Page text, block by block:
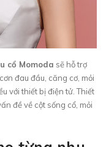
cổ Momoda sẽ hỗ trợ
đau đầu, căng cơ, mỏi
với thiết bị điện tử. Thiết
đề về cột sống cổ, mỏi